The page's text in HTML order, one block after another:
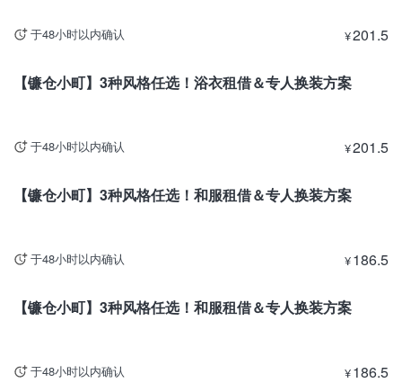
于48小时以内确认 ¥201.5
【镰仓小町】3种风格任选！浴衣租借＆专人换装方案
于48小时以内确认 ¥201.5
【镰仓小町】3种风格任选！和服租借＆专人换装方案
于48小时以内确认 ¥186.5
【镰仓小町】3种风格任选！和服租借＆专人换装方案
于48小时以内确认 ¥186.5